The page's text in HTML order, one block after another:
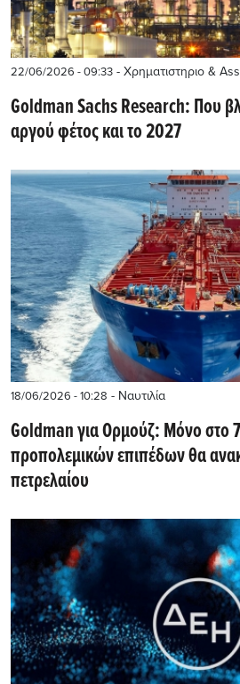
22/06/2026 - 09:33 - Χρηματιστηριο &
Goldman Sachs Research: Που
αργού φέτος και το 2027
18/06/2026 - 10:28 - Ναυτιλία
Goldman για Ορμούζ: Μόνο στο
προπολεμικών επιπέδων θα
πετρελαίου